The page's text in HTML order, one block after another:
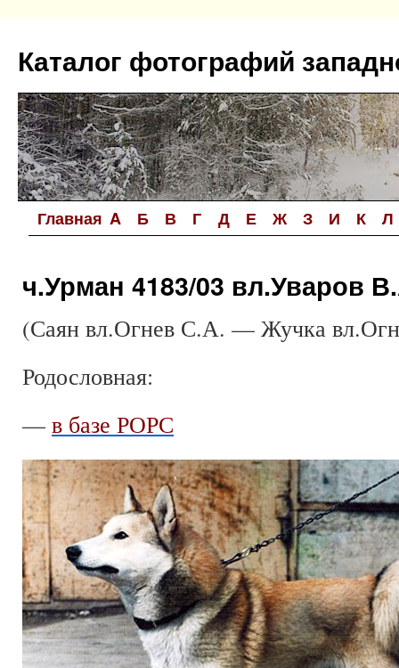
содержимому
Каталог фотографий
Главная A Б В Г Д Е Ж З И К Л
ч.Урман 4183/03 вл.Уваров
(Саян вл.Огнев С.А. — Жучка
Родословная:
— в базе РОРС